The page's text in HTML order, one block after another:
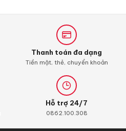
Thanh toán đa dạng
Tiền mặt, thẻ, chuyển khoản
Hỗ trợ 24/7
0862.100.308